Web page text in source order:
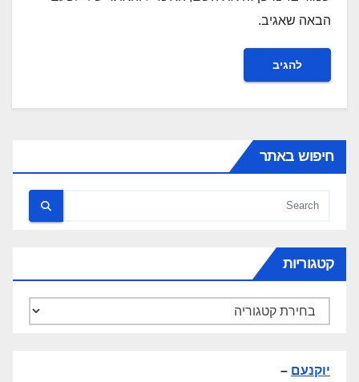
הבאה שאגיב.
חיפוש באתר
קטגוריות
קטגוריות
יוקנעם –